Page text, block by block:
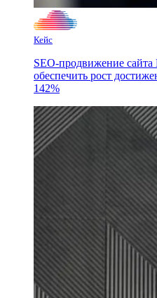
Кейс
SEO-продвижение
обеспечить рост
142%